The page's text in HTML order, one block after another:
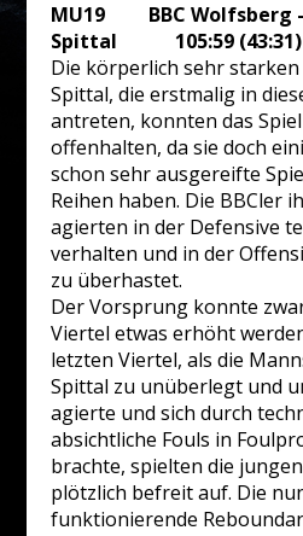
MU19 BBC Wolfsberg –
Spittal 105:59 (43:31)
Die körperlich sehr starken
Spittal, die erstmalig in
antreten, konnten das
offenhalten, da sie doch
schon sehr ausgereifte
Reihen haben. Die BBCler
agierten in der Defensive
verhalten und in der
zu überhastet.
Der Vorsprung konnte
Viertel etwas erhöht
letzten Viertel, als die
Spittal zu unüberlegt und
agierte und sich durch
absichtliche Fouls in
brachte, spielten die
plötzlich befreit auf. Die
funktionierende